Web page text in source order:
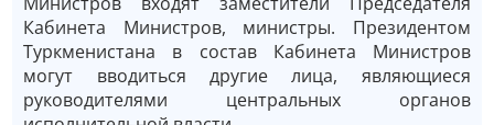
Кабинета Министров, министры. Президентом
Туркменистана в состав Кабинета Министров
могут вводиться другие лица, являющиеся
руководителями центральных органов